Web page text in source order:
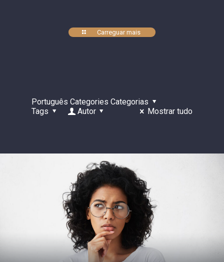
Carreguar mais
Português Categories Categorias
Tags
Autor Mostrar tudo